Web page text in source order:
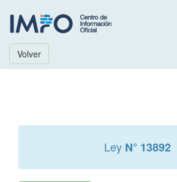
Volver
Ley N° 13892